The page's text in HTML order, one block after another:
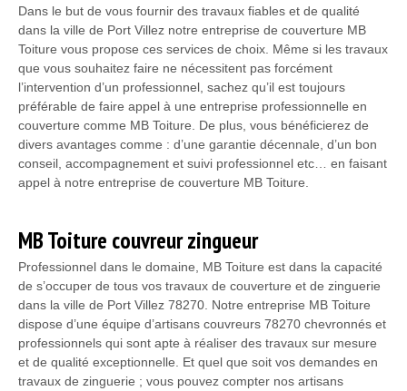
Dans le but de vous fournir des travaux fiables et de qualité
dans la ville de Port Villez notre entreprise de couverture MB
Toiture vous propose ces services de choix. Même si les travaux
que vous souhaitez faire ne nécessitent pas forcément
l’intervention d’un professionnel, sachez qu’il est toujours
préférable de faire appel à une entreprise professionnelle en
couverture comme MB Toiture. De plus, vous bénéficierez de
divers avantages comme : d’une garantie décennale, d’un bon
conseil, accompagnement et suivi professionnel etc… en faisant
appel à notre entreprise de couverture MB Toiture.
MB Toiture couvreur zingueur
Professionnel dans le domaine, MB Toiture est dans la capacité
de s’occuper de tous vos travaux de couverture et de zinguerie
dans la ville de Port Villez 78270. Notre entreprise MB Toiture
dispose d’une équipe d’artisans couvreurs 78270 chevronnés et
professionnels qui sont apte à réaliser des travaux sur mesure
et de qualité exceptionnelle. Et quel que soit vos demandes en
travaux de zinguerie ; vous pouvez compter nos artisans